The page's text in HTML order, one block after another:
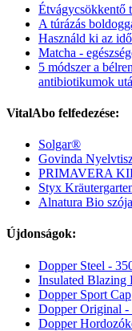
Étvágycsökkentő
A túrázás
Használd ki az
Matcha -
5 módszer a
antibiotikumok
VitalAbo felfedezése:
Solgar®
Govinda
PRIMAVERA
Styx
Alnatura Bio
Újdonságok:
Dopper Steel -
Insulated Blazing
Dopper Sport Cap
Dopper Original -
Dopper